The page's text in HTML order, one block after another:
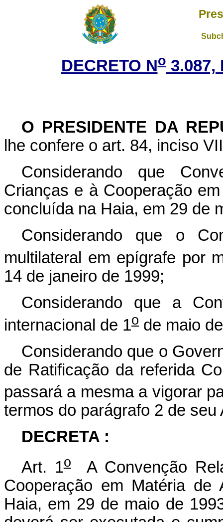
DECRETO No3.087,
O PRESIDENTE DA
lhe confere o art. 84, inciso
Considerando que
Crianças e à Cooperação
concluída na Haia, em 29 de
Considerando que o
multilateral em epígrafe por
14 de janeiro de 1999;
Considerando que a
internacional de 1o de maio
Considerando que o
de Ratificação da referida
passará a mesma a vigorar
termos do parágrafo 2 de seu
DECRETA :
Art. 1oA Convenção
Cooperação em Matéria de
Haia, em 29 de maio de